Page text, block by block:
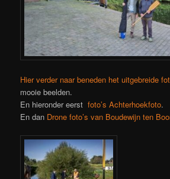
Hier verder naar beneden het uitgebreide
mooie beelden.
En hieronder eerstfoto’s Achterhoekfoto.
En dan Drone foto’s van Boudewijn ten